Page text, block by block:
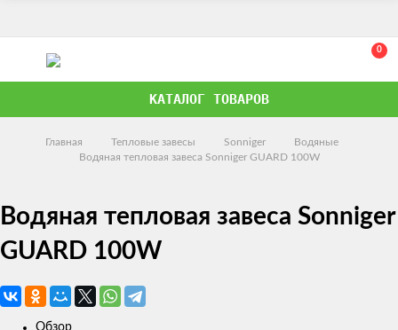
0
КАТАЛОГ ТОВАРОВ
Главная Тепловые завесы Sonniger
Водяные
Водяная тепловая завеса Sonniger GUARD 100W
Водяная тепловая завеса Sonniger
GUARD 100W
Обзор